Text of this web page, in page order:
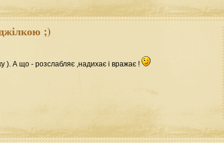
;)
). А що - розслабляє ,надихає і вражає !